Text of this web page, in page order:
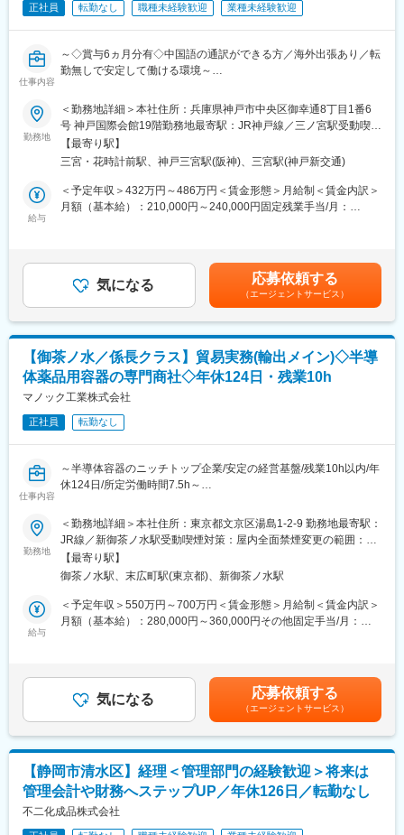
■組織構成
バーを牽引するリーダーとしての役割を期待いたします。
◎貿易実務のエキスパートとして専門性を発揮
長年の貿易実務経験を活かし、輸出入取引に関する中核業務を担
うポジションです。これまで培った知識やノウハウを存分に発揮
できます。
東証プライム上場・クラレグループの中核商社として安定した事
業基盤を誇ります。腰を据えてキャリアを築きたい方に最適な環
トとの両立を図りながら働くことができます。
■企業魅力
◎クラレグループ唯一の商事会社
同社はクラレグループ唯一の商事部門として、グループ製品の販
売機能を担うだけでなく、加工・製造ノウハウを活かした付加価
値の高い提案を実現しています。
◎グローバルに事業展開
上海・ホーチミン・ソウルをはじめとする海外拠点を活用し、ア
ジアを中心としたグローバルビジネスを展開。クラレグループの
変更の範囲：会社の定める業務
正社員 転勤なし 職種未経験歓迎 業種未経験歓迎
仕事内容
～◇賞与6ヵ月分有◇中国語の通訳ができる方／海外出張あり／転
勤無しで安定して働ける環境～
■業務概要：
同社が取扱いをしている非鉄金属や化成品等の営業サポートとし
てご勤務頂きます。
事実を丹念に収集・分析し、価値ある情報を見出し、磨き、組み
合わせ、顧客へ提案する事を大事にしています。
具体的には...
・調査・情報収集、営業の商談に使用する資料の作成等
・海外出張に同行し、通訳業務や翻訳業務
・お客様への受発注業務、在庫管理、見積書の作成等
業務の割合としては、受発注業務、資料・営業書類の作成が高く
◇貿易書類：
既存の雛形があり、応用していきます。
貿易の流れを最初に勉強していただきますが、輸入書類のチェッ
体で作成することはありません。
化成品は塗料・電線・接着剤・樹脂・電子材料・発泡体業界が主
な顧客となり、非鉄金属は主に銅合金製品全般を作っている製造
海外は、韓国・中国・台湾・ベトナム・バングラデシュをはじめ
としたアジア圏となります。
◇入社後まずお任せすること：
行していただきます。
・海外出張の際は、２～3泊程度
・国内出張は月2～3回（全てに同行といったわけではありません
が、同行頂く場合もございます）
勤務地
＜勤務地詳細＞本社住所：兵庫県神戸市中央区御幸通8丁目1番6
号 神戸国際会館19階勤務地最寄駅：JR神戸線／三ノ宮駅受動喫煙
対策：敷地内喫煙可能場所あり
【最寄り駅】
三宮・花時計前駅、神戸三宮駅(阪神)、三宮駅(神戸新交通)
給与
＜予定年収＞432万円～486万円＜賃金形態＞月給制＜賃金内訳＞
月額（基本給）：210,000円～240,000円固定残業手当/月：
昇給：年1回■賞与：年3回（夏2か月分、冬2か月分、決算賞与2か
月分)※賞与・昇給については、企業業績や個人の実績により更に
検討賃金はあくまでも目安の金額であり、選考を通じて上下する
可能性があります。月給(月額)は固定手当を含めた表記です。
気になる 応募依頼する
（エージェントサービス）
【御茶ノ水／係長クラス】貿易実務(輸出メイン)◇半導
体薬品用容器の専門商社◇年休124日・残業10h
マノック工業株式会社
正社員 転勤なし
仕事内容
～半導体容器のニッチトップ企業/安定の経営基盤/残業10h以内/年
休124日/所定労働時間7.5h～
半導体薬品、医療用薬品の搬送容器の販売を行う当社にて、貿易
管理職を募集しています。
■概要
Shipperとしての輸出入貿易事務及び台湾支店の窓口
＜海外受発注・輸出業務＞
業務内容：国内メーカー及び海外顧客とメールや電話で対応、見
積作成・依頼、受発注業務、納期調整管理、在庫管理、他
入出荷業務（再梱包）、船積書類作成、台湾支店へ輸出費用の連
絡、乙仲へ船便BOOKING依頼、出荷INVOICE・PACKING LIST作
成、入出港管理、関係書類の発送、入金の確認、予算管理等各種
手仕舞書類の確認、貿易管理令の管理、リーダーとして台湾支店
含めアドバイスや方向性の精査、など
■組織構成
勤務地
＜勤務地詳細＞本社住所：東京都文京区湯島1-2-9 勤務地最寄駅：
JR線／新御茶ノ水駅受動喫煙対策：屋内全面禁煙変更の範囲：会
社の定める事業所
【最寄り駅】
御茶ノ水駅、末広町駅(東京都)、新御茶ノ水駅
給与
＜予定年収＞550万円～700万円＜賃金形態＞月給制＜賃金内訳＞
月額（基本給）：280,000円～360,000円その他固定手当/月：
賞与：2年目以降業績により支給・年1回（3ヵ月相当）賃金はあ
くまでも目安の金額であり、選考を通じて上下する可能性があり
ます。月給(月額)は固定手当を含めた表記です。
気になる 応募依頼する
（エージェントサービス）
【静岡市清水区】経理＜管理部門の経験歓迎＞将来は
管理会計や財務へステップUP／年休126日／転勤なし
不二化成品株式会社